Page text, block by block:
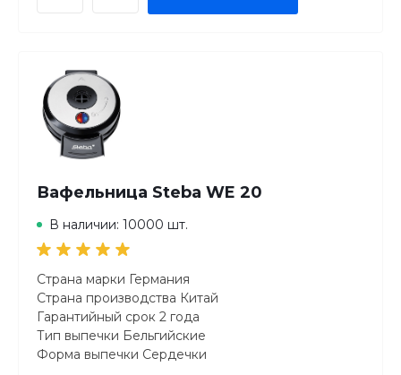
Вафельница Steba WE 20
В наличии: 10000 шт.
Страна марки Германия
Страна производства Китай
Гарантийный срок 2 года
Тип выпечки Бельгийские
Форма выпечки Сердечки